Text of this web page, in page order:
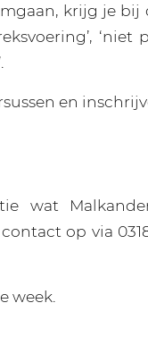
krijg je bij
‘niet
en
wat
op via
week.